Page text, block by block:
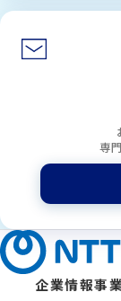
専
企業情報事